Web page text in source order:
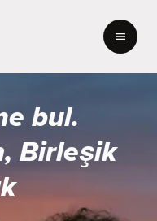
bul.
Birleşik